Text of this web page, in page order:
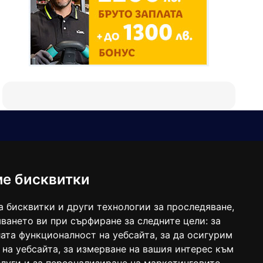
бисквитки
бисквитки и други технологии за проследяване,
ви при сърфиране за следните цели: за
функционалност на уебсайта, за да осигурим
уебсайта, за измерване на вашия интерес към
balgarkanews@gmail.com